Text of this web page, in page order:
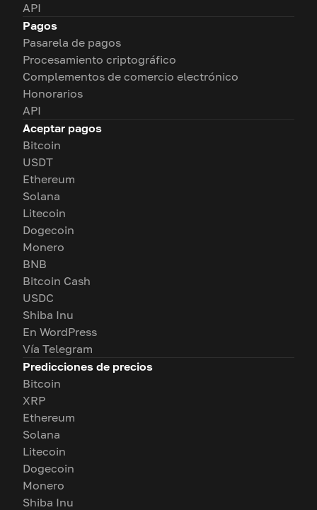
API
Pagos
Pasarela de pagos
Procesamiento criptográfico
Complementos de comercio electrónico
Honorarios
API
Aceptar pagos
Bitcoin
USDT
Ethereum
Solana
Litecoin
Dogecoin
Monero
BNB
Bitcoin Cash
USDC
Shiba Inu
En WordPress
Vía Telegram
Predicciones de precios
Bitcoin
XRP
Ethereum
Solana
Litecoin
Dogecoin
Monero
Shiba Inu